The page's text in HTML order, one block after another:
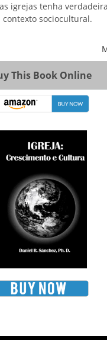
igrejas tenha verdadeira
contexto sociocultural.
This Book Online